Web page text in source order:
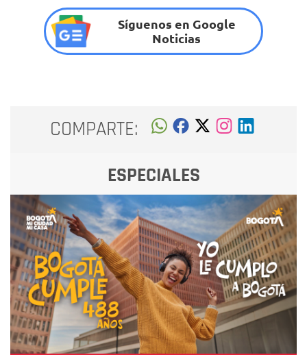
Síguenos en Google
Noticias
COMPARTE:
ESPECIALES